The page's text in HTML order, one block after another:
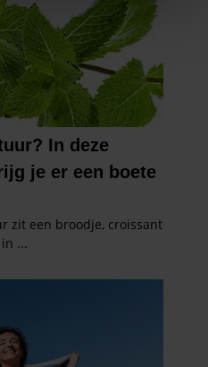
en advertenties te
social media te bieden
analyseren. Ook delen we
onze site met onze
en analyse. Deze
combineren met andere
verstrekt of die ze hebben
van hun services. U